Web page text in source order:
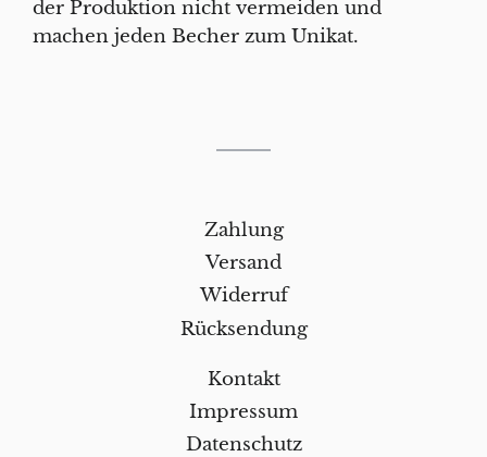
der Produktion nicht vermeiden und
machen jeden Becher zum Unikat.
Zahlung
Versand
Widerruf
Rücksendung
Kontakt
Impressum
Datenschutz